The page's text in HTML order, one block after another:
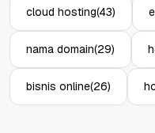
cloud hosting(43)
nama domain(29)
bisnis online(26)